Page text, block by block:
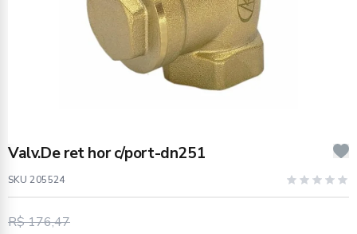
Valv.De ret hor c/port-dn251
SKU 205524
R$ 176,47